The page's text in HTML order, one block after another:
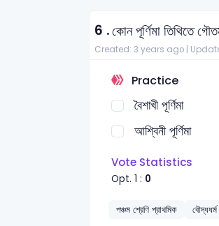
6 .কোন পূর্ণিমা তিথিতে
Created: 3 years ago |
Practice
বৈশাখী পূর্ণিমা
আশ্বিনী পূর্ণিমা
Vote Statistics
Opt. 1 : 0
পঞ্চম শ্রেণি প্রাথমিক